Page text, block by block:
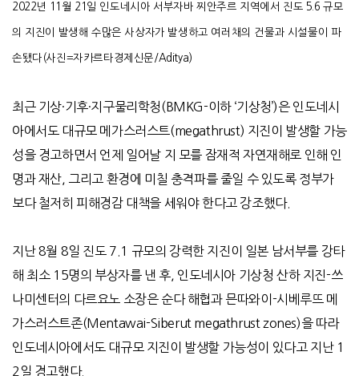
2022년 11 월 21 일 인도네시아 서부자바 찌안주르 지역에서 진도 5.6규모
의 지진이 발생해 수많은 사상자가 발생하고 여러채의 건물과 시설물이 파
손됐다 (사진=자카르타경제신문/Aditya)
최근 기상·기후·지구물리학청(BMKG-이하 ‘기상청’)은 인도네시
아에서도 대규모 메가스러스트(megathrust) 지진이 발생할 가능
성을 경고하면서 언제 일어날 지 모를 잠재적 자연재해로 인해 인
명과 재산, 그리고 환경에 미칠 충격파를 줄일 수 있도록 정부가
보다 철저히 피해경감 대책을 세워야 한다고 강조했다.
지난8월 8일 진도 7.1 규모의 강력한 지진이 일본 남서부를 강타
해 최소 15명의 부상자를 낸 후, 인도네시아 기상청 산하 지진-쓰
나미센터의 다르요노 소장은 순다 해협과 믄따와이 -시베루뜨 메
가스러스트존(Mentawai-Siberut megathrust zones)을 따라
인도네시아에서도 대규모 지진이 발생할 가능성이 있다고 지난 1
2일 경고했다.